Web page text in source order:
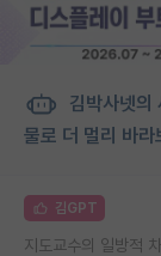
김박사넷의
물로 더 멀리 바라
김GPT
지도교수의 일방적 차